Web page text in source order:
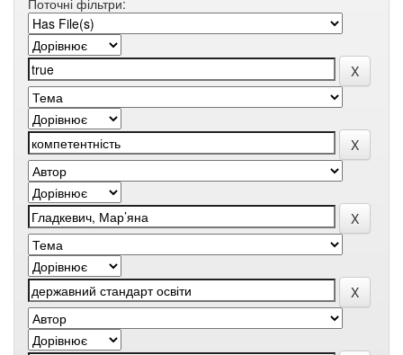
Поточні фільтри: